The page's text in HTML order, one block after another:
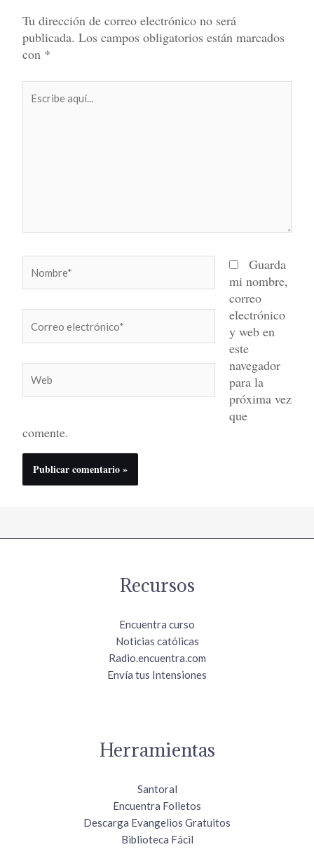
Tu dirección de correo electrónico no será
publicada. Los campos obligatorios están marcados
con *
aquí...
electrónico*
Guarda
mi nombre,
correo
electrónico
y web en
este
navegador
para la
próxima vez
que
comente.
Recursos
Encuentra curso
Noticias católicas
Radio.encuentra.com
Envía tus Intensiones
Herramientas
Santoral
Encuentra Folletos
Descarga Evangelios Gratuitos
Biblioteca Fácil